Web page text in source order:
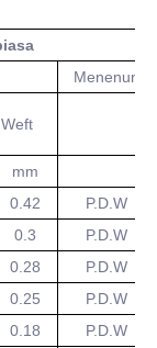
Menenun
mm
0.42
P.D.W
0.3
P.D.W
0.28
P.D.W
0.25
P.D.W
0.18 P.D.W